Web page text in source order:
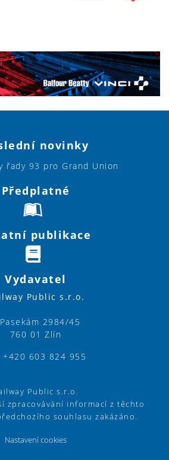
novinky
řady 93 pro Grand Union
Předplatné
publikace
Vydavatel
Public s.r.o.
2984/45
760 01 Zlín
603 824 955
Public s.r.o.
zpracovávání informací z těchto
souhlasu zakázáno.
Nastavení cookies